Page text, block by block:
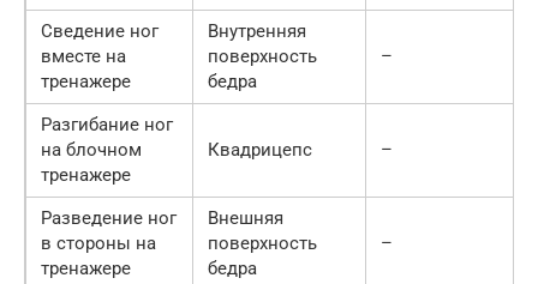
Сведение ног
вместе на
тренажере
Внутренняя
поверхность
бедра
–
Разгибание ног
на блочном
тренажере
Квадрицепс –
Разведение ног
в стороны на
тренажере
Внешняя
поверхность
бедра
–